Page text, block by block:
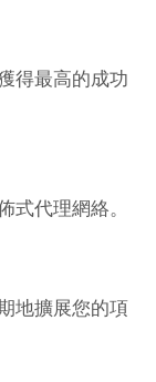
得最高的成功
式代理網絡。
地擴展您的項